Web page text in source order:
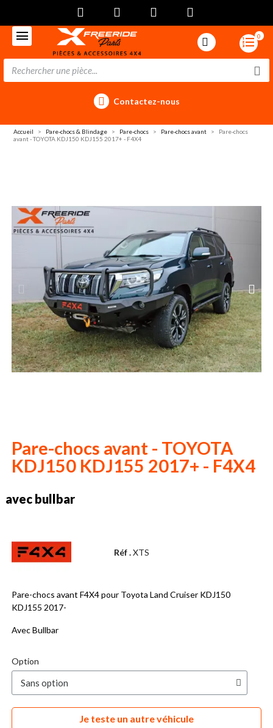
0
Contactez-nous
Accueil Pare-chocs & Blindage Pare-chocs Pare-chocs avant
Pare-chocs
avant - TOYOTA KDJ150 KDJ155 2017+ - F4X4
Pare-chocs avant - TOYOTA
KDJ150 KDJ155 2017+ - F4X4
avec bullbar
Réf .XTS
Pare-chocs avant F4X4 pour Toyota Land Cruiser KDJ150
KDJ155 2017-
Avec Bullbar
Option
Je teste un autre véhicule